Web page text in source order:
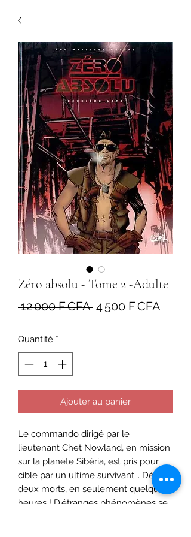
Zéro absolu - Tome 2 -Adulte
12 000 F CFA Prix
4 500 F CFA
Quantité *
Ajouter au panier
Le commando dirigé par le
lieutenant Chet Nowland, en mission
sur la planète Sibéria, est pris pour
cible par un ultime survivant... Déjà
deux morts, en seulement quelques
heures ! D'étranges phénomènes se